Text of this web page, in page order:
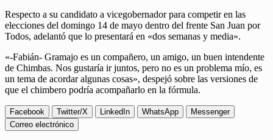
Respecto a su candidato a vicegobernador para competir en las
elecciones del domingo 14 de mayo dentro del frente San Juan por
Todos, adelantó que lo presentará en «dos semanas y media».
«-Fabián- Gramajo es un compañero, un amigo, un buen intendente
de Chimbas. Nos gustaría ir juntos, pero no es un problema mío, es
un tema de acordar algunas cosas», despejó sobre las versiones de
que el chimbero podría acompañarlo en la fórmula.
Facebook Twitter/X LinkedIn WhatsApp
Messenger
Correo electrónico